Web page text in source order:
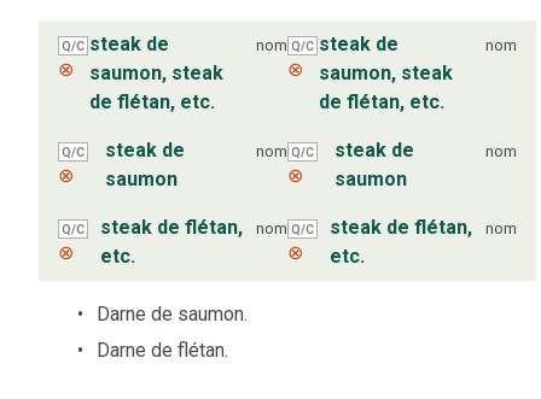
Q/C
⊗
steak de
saumon, steak
de flétan, etc.
nom Q/C
⊗
steak de
saumon, steak
de flétan, etc.
nom
Q/C
⊗
steak de
saumon
nom Q/C
⊗
steak de
saumon
nom
Q/C
⊗
steak de flétan,
etc.
nom Q/C
⊗
steak de flétan,
etc.
nom
Darne de saumon.
Darne de flétan.